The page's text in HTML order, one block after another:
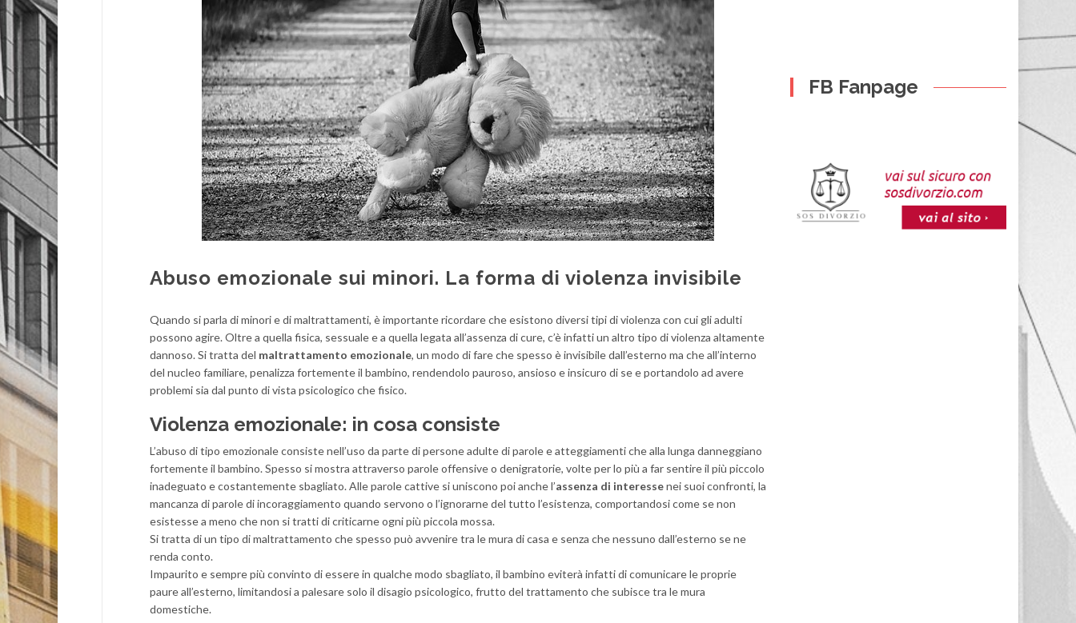
Abuso emozionale sui minori. La forma di violenza invisibile
Quando si parla di minori e di maltrattamenti, è importante ricordare che esistono diversi tipi di violenza con cui gli adulti
possono agire. Oltre a quella fisica, sessuale e a quella legata all’assenza di cure, c’è infatti un altro tipo di violenza altamente
dannoso. Si tratta del maltrattamento emozionale, un modo di fare che spesso è invisibile dall’esterno ma che all’interno
del nucleo familiare, penalizza fortemente il bambino, rendendolo pauroso, ansioso e insicuro di se e portandolo ad avere
problemi sia dal punto di vista psicologico che fisico.
Violenza emozionale: in cosa consiste
L’abuso di tipo emozionale consiste nell’uso da parte di persone adulte di parole e atteggiamenti che alla lunga danneggiano
fortemente il bambino. Spesso si mostra attraverso parole offensive o denigratorie, volte per lo più a far sentire il più piccolo
inadeguato e costantemente sbagliato. Alle parole cattive si uniscono poi anche l’assenza di interessenei suoi confronti, la
mancanza di parole di incoraggiamento quando servono o l’ignorarne del tutto l’esistenza, comportandosi come se non
esistesse a meno che non si tratti di criticarne ogni più piccola mossa.
Si tratta di un tipo di maltrattamento che spesso può avvenire tra le mura di casa e senza che nessuno dall’esterno se ne
renda conto.
Impaurito e sempre più convinto di essere in qualche modo sbagliato, il bambino eviterà infatti di comunicare le proprie
paure all’esterno, limitandosi a palesare solo il disagio psicologico, frutto del trattamento che subisce tra le mura
domestiche.
FB Fanpage